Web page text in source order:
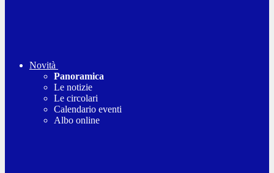
Novità
Panoramica
Le notizie
Le circolari
Calendario eventi
Albo online